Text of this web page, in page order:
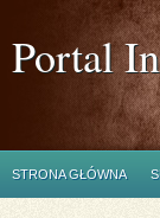
Portal
STRONA GŁÓWNA